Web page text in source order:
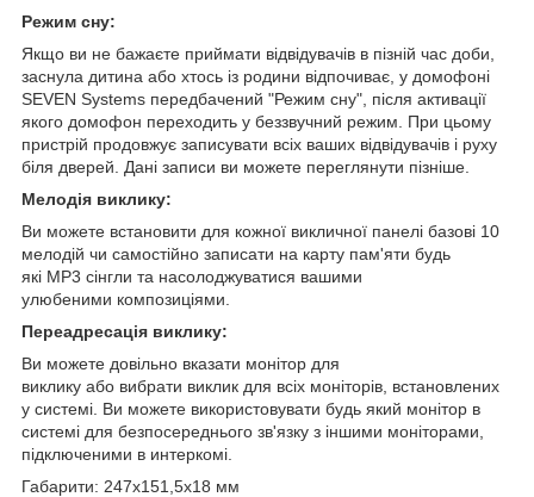
Режим сну:
Якщо ви не бажаєте приймати відвідувачів в пізній час доби,
заснула дитина або хтось із родини відпочиває, у домофоні
SEVEN Systems передбачений "Режим сну", після активації
якого домофон переходить у беззвучний режим. При цьому
пристрій продовжує записувати всіх ваших відвідувачів і руху
біля дверей. Дані записи ви можете переглянути пізніше.
Мелодія виклику:
Ви можете встановити для кожної викличної панелі базові 10
мелодій чи самостійно записати на карту пам'яти будь
які MP3 сінгли та насолоджуватися вашими
улюбеними композиціями.
Переадресація виклику:
Ви можете довільно вказати монітор для
виклику або вибрати виклик для всіх моніторів, встановлених
у системі. Ви можете використовувати будь який монітор в
системі для безпосереднього зв'язку з іншими моніторами,
підключеними в интеркомі.
Габарити: 247х151,5х18 мм